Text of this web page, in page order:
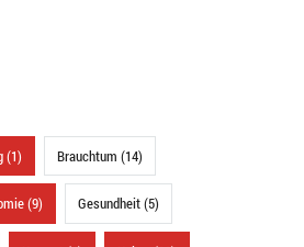
(1) Brauchtum (14)
(9) Gesundheit (5)